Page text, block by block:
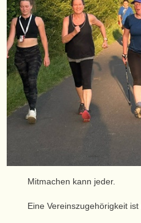
Mitmachen kann jeder.
Eine Vereinszugehörigkeit ist